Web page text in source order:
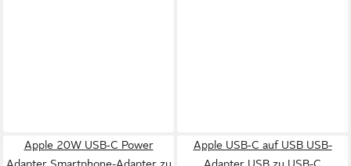
Apple 20W USB‑C Power
Apple USB‑C auf USB USB-